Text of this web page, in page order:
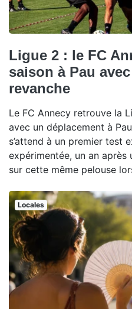
Ligue 2 : le FC
saison à Pau
revanche
Le FC Annecy retrouve la
avec un déplacement à
s’attend à un premier test
expérimentée, un an
sur cette même pelouse
Locales